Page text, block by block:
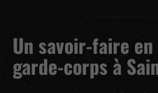
Un savoir-faire
garde-corps à